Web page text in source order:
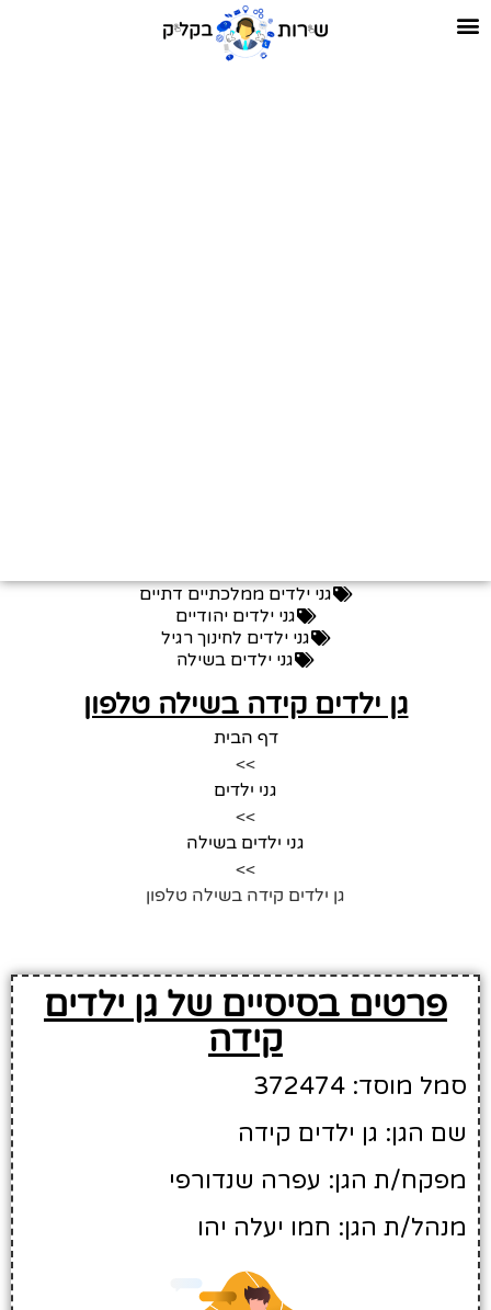
גני ילדים ממלכתיים דתיים
גני ילדים יהודיים
גני ילדים לחינוך רגיל
גני ילדים בשילה
גן ילדים קידה בשילה טלפון
דף הבית
>>
גני ילדים
>>
גני ילדים בשילה
>>
גן ילדים קידה בשילה טלפון
פרטים בסיסיים של גן ילדים
קידה
סמל מוסד: 372474
שם הגן: גן ילדים קידה
מפקח/ת הגן: עפרה שנדורפי
מנהל/ת הגן: חמו יעלה יהו